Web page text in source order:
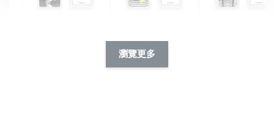
件套(附伸縮卡扣)
CSAA05
瀏覽更多